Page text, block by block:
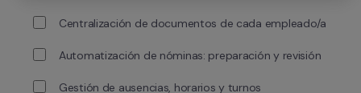
Centralización de documentos de cada empleado/a
Automatización de nóminas: preparación y revisión
Gestión de ausencias, horarios y turnos